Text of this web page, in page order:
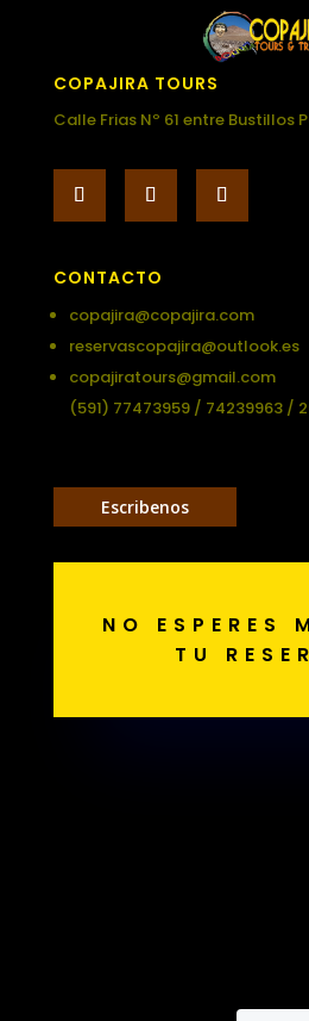
COPAJIRA TOURS
Calle Frias Nº 61 entre Bustillos
CONTACTO
copajira@copajira.com
reservascopajira@outlook.es
copajiratours@gmail.com
(591) 77473959 / 74239963 /
Escribenos
NO ESPERES
TU